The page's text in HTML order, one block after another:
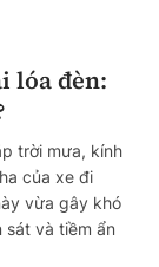
lóa đèn:
trời mưa, kính
của xe đi
vừa gây khó
sát và tiềm ẩn